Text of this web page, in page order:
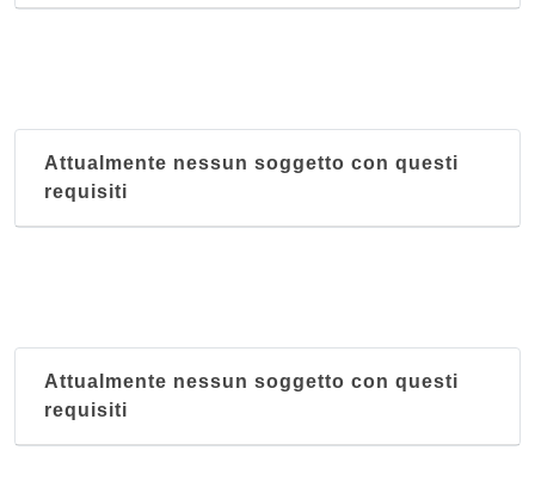
Attualmente nessun soggetto con questi
requisiti
Attualmente nessun soggetto con questi
requisiti